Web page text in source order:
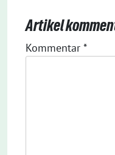
Artikel
Kommentar *